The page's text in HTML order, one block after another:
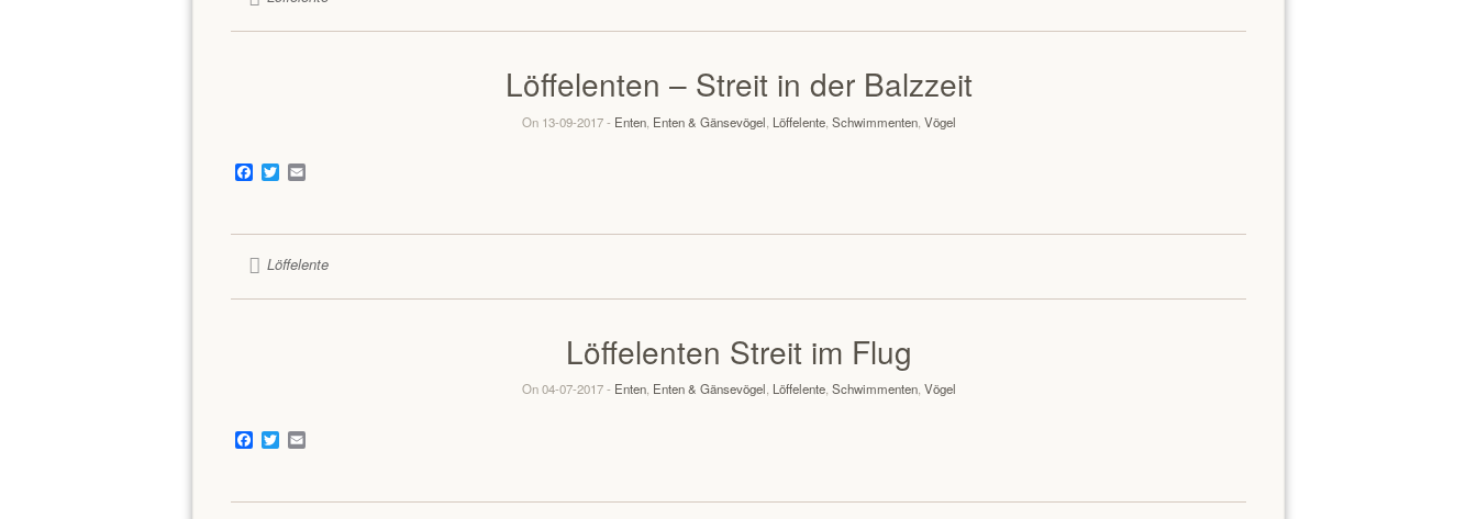
Löffelenten – Streit in der Balzzeit
On 13-09-2017 - Enten, Enten & Gänsevögel Löffelente, Schwimmenten, Vögel
Facebook
TwitterEmail
Löffelente
Löffelenten Streit im Flug
On 04-07-2017 - Enten, Enten & Gänsevögel, Löffelente, Schwimmenten, Vögel
Facebook
TwitterEmail